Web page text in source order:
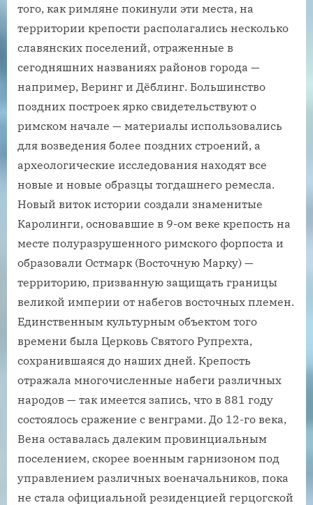
того, как римляне покинули эти места, на
территории крепости располагались несколько
славянских поселений, отраженные в
сегодняшних названиях районов города —
например, Веринг и Дёблинг. Большинство
поздних построек ярко свидетельствуют о
римском начале — материалы использовались
для возведения более поздних строений, а
археологические исследования находят все
новые и новые образцы тогдашнего ремесла.
Новый виток истории создали знаменитые
Каролинги, основавшие в 9-ом веке крепость на
месте полуразрушенного римского форпоста и
образовали Остмарк (Восточную Марку) —
территорию, призванную защищать границы
великой империи от набегов восточных племен.
Единственным культурным объектом того
времени была Церковь Святого Рупрехта,
сохранившаяся до наших дней. Крепость
отражала многочисленные набеги различных
народов — так имеется запись, что в 881 году
состоялось сражение с венграми. До 12-го века,
Вена оставалась далеким провинциальным
поселением, скорее военным гарнизоном под
управлением различных военачальников, пока
не стала официальной резиденцией герцогской